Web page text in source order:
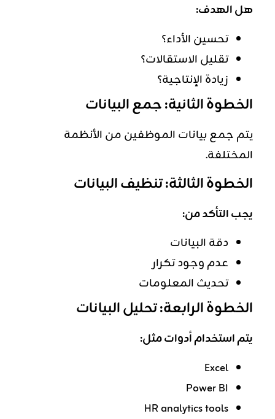
هل الهدف:
تحسين الأداء؟
تقليل الاستقالات؟
زيادة الإنتاجية؟
الخطوة الثانية: جمع البيانات
يتم جمع بيانات الموظفين من الأنظمة
المختلفة.
الخطوة الثالثة: تنظيف البيانات
يجب التأكد من:
دقة البيانات
عدم وجود تكرار
تحديث المعلومات
الخطوة الرابعة: تحليل البيانات
يتم استخدام أدوات مثل:
Excel
Power BI
HR analytics tools